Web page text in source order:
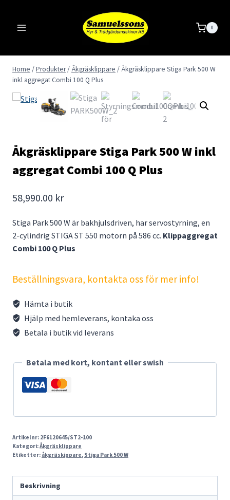
content
0
Home /Produkter /Åkgräsklippare /Åkgräsklippare Stiga Park 500 W
inkl aggregat Combi 100 Q Plus
Åkgräsklippare Stiga Park 500 W inkl
aggregat Combi 100 Q Plus
58,990.00 kr
Stiga Park 500 W är bakhjulsdriven, har servostyrning, en
2-cylindrig STIGA ST 550 motorn på 586 cc. Klippaggregat
Combi 100 Q Plus
Beställningsvara, kontakta oss för mer info!
Hämta i butik
Hjälp med hemleverans, kontaka oss
Betala i butik vid leverans
Betala med kort, kontant eller swish
Artikelnr: 2F6120645/ST2-100
Kategori:Åkgräsklippare
Etiketter: åkgräskippare, Stiga Park 500 W
Beskrivning